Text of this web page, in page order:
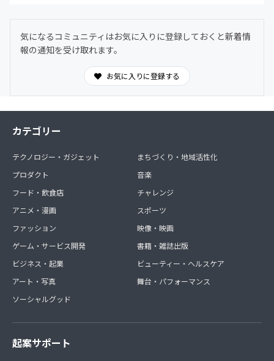
・当ページの「今すぐ参加する」もしくは「この特典を選
ぶ」ボタンから参加することができます。
ミュニティの入会方法を教えてください
【決済について】
https://help.camp-fire.jp/hc/ja/articles/360037473172-
対応しているお支払い方法について
気になるコミュニティはお気に入りに登録しておくと新着情
報の通知を受け取れます。
お気に入りに登録する
カテゴリー
テクノロジー・ガジェット
プロダクト
フード・飲食店
アニメ・漫画
ファッション
ゲーム・サービス開発
ビジネス・起業
アート・写真
ソーシャルグッド
まちづくり・地域活性化
音楽
チャレンジ
スポーツ
映像・映画
書籍・雑誌出版
ビューティー・ヘルスケア
舞台・パフォーマンス
起案サポート